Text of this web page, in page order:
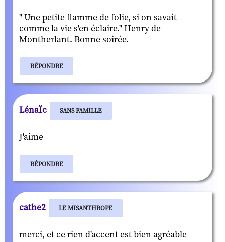
" Une petite flamme de folie, si on savait
comme la vie s'en éclaire." Henry de
Montherlant. Bonne soirée.
RÉPONDRE
LénaÏc SANS FAMILLE
J'aime
RÉPONDRE
cathe2 LE MISANTHROPE
merci, et ce rien d'accent est bien agréable